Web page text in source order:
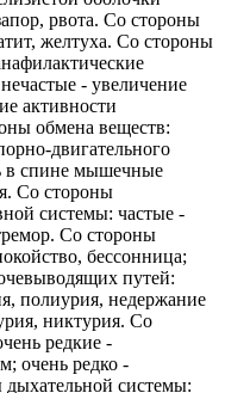
рвота. Со стороны
желтуха. Со стороны
- увеличение
активности
обмена веществ:
двигательного
в спине мышечные
Со стороны
системы: частые -
Со стороны
бессонница;
путей:
полиурия, недержание
никтурия. Со
редкие -
очень редко -
дыхательной системы: